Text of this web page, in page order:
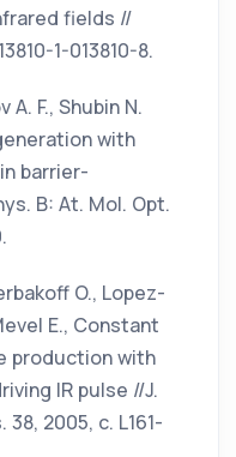
fields //
1-013810-8.
A. F., Shubin N.
with
barrier-
B: At. Mol. Opt.
O., Lopez-
E., Constant
production with
IR pulse //J.
2005, c. L161-